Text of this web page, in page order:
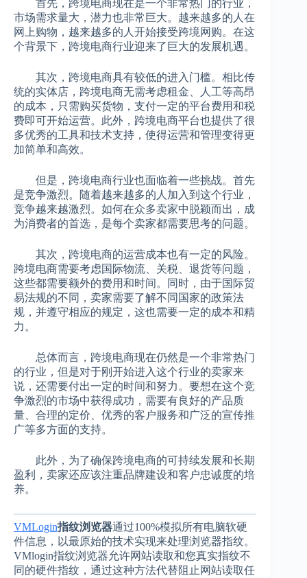
首先，跨境电商现在是一个非常热门的行业，
市场需求量大，潜力也非常巨大。越来越多的人在
网上购物，越来越多的人开始接受跨境网购。在这
个背景下，跨境电商行业迎来了巨大的发展机遇。
其次，跨境电商具有较低的进入门槛。相比传
统的实体店，跨境电商无需考虑租金、人工等高昂
的成本，只需购买货物，支付一定的平台费用和税
费即可开始运营。此外，跨境电商平台也提供了很
多优秀的工具和技术支持，使得运营和管理变得更
加简单和高效。
但是，跨境电商行业也面临着一些挑战。首先
是竞争激烈。随着越来越多的人加入到这个行业，
竞争越来越激烈。如何在众多卖家中脱颖而出，成
为消费者的首选，是每个卖家都需要思考的问题。
其次，跨境电商的运营成本也有一定的风险。
跨境电商需要考虑国际物流、关税、退货等问题，
这些都需要额外的费用和时间。同时，由于国际贸
易法规的不同，卖家需要了解不同国家的政策法
规，并遵守相应的规定，这也需要一定的成本和精
力。
总体而言，跨境电商现在仍然是一个非常热门
的行业，但是对于刚开始进入这个行业的卖家来
说，还需要付出一定的时间和努力。要想在这个竞
争激烈的市场中获得成功，需要有良好的产品质
量、合理的定价、优秀的客户服务和广泛的宣传推
广等多方面的支持。
此外，为了确保跨境电商的可持续发展和长期
盈利，卖家还应该注重品牌建设和客户忠诚度的培
养。
VMLogin指纹浏览器通过100%模拟所有电脑软硬
件信息，以最原始的技术实现来处理浏览器指纹。
VMlogin指纹浏览器允许网站读取和您真实指纹不
同的硬件指纹，通过这种方法代替阻止网站读取任